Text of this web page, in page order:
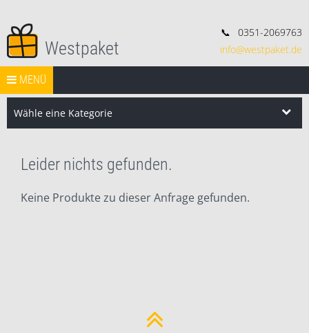
Deko, Geschenke und Konsorten.
📞
0351-2069763
info@westpaket.de
Westpaket
Springe zum Inhalt
MENÜ
START
Search
Search
Wähle eine Kategorie
Leider nichts gefunden.
Keine Produkte zu dieser Anfrage gefunden.